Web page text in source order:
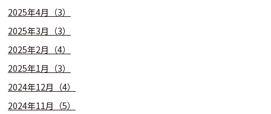
2025年4月（3）
2025年3月（3）
2025年2月（4）
2025年1月（3）
2024年12月（4）
2024年11月（5）